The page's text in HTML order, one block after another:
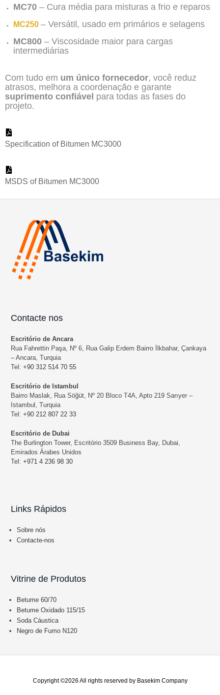
MC70 – Cura média para misturas a frio e reparos
MC250 – Versátil, usado em primários e selagens
MC800 – Viscosidade maior para cargas
intermediárias
Com tudo em um único fornecedor, você reduz
atrasos, melhora a coordenação e garante
suprimento confiável para todas as fases do
projeto.
Specification of Bitumen MC3000
MSDS of Bitumen MC3000
Contacte nos
Escritório de Ancara
Rua Fahrettin Paşa, Nº 6, Rua Galip Erdem Bairro İlkbahar, Çankaya
– Ancara, Turquia
Tel:+90 312 514 70 55
Escritório de Istambul
Bairro Maslak, Rua Söğüt, Nº 20 Bloco T4A, Apto 219 Sarıyer –
Istambul, Turquia
Tel:+90 212 807 22 33
Escritório de Dubai
The Burlington Tower, Escritório 3509 Business Bay, Dubai,
Emirados Árabes Unidos
Tel:+971 4 236 98 30
Links Rápidos
Sobre nós
Contacte-nos
Vitrine de Produtos
Betume 60/70
Betume Oxidado 115/15
Soda Cáustica
Negro de Fumo N120
Copyright ©2026 All rights reserved by Basekim Company